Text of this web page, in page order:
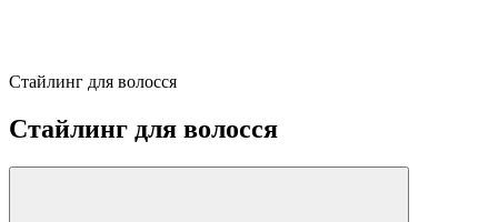
Стайлинг для волосся
Стайлинг для волосся